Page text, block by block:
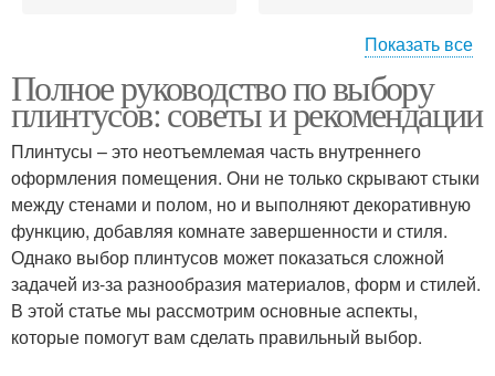
Плинтус из керамики
Плинтусы в
зависимости
Пластиковый плинтус
Плинтус с кабельным
каналом
Пластиковые плинтусы Напольные плинтусы
Показать все
Полное руководство по выбору
плинтусов: советы и рекомендации
Плинтусы – это неотъемлемая часть внутреннего
оформления помещения. Они не только скрывают стыки
между стенами и полом, но и выполняют декоративную
функцию, добавляя комнате завершенности и стиля.
Однако выбор плинтусов может показаться сложной
задачей из-за разнообразия материалов, форм и стилей.
В этой статье мы рассмотрим основные аспекты,
которые помогут вам сделать правильный выбор.